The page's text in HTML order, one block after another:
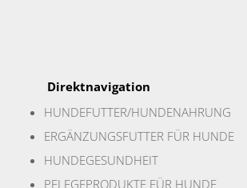
Direktnavigation
HUNDEFUTTER/HUNDENAHRUNG
ERGÄNZUNGSFUTTER FÜR HUNDE
HUNDEGESUNDHEIT
PFLEGEPRODUKTE FÜR HUNDE